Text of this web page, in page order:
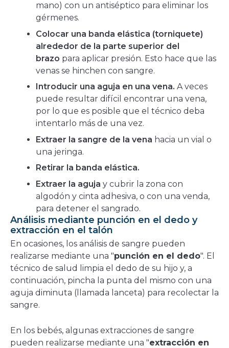
mano) con un antiséptico para eliminar los
gérmenes.
Colocar una banda elástica (torniquete)
alrededor de la parte superior del
brazo para aplicar presión. Esto hace que las
venas se hinchen con sangre.
Introducir una aguja en una vena. A veces
puede resultar difícil encontrar una vena,
por lo que es posible que el técnico deba
intentarlo más de una vez.
Extraer la sangre de la vena hacia un vial o
una jeringa.
Retirar la banda elástica.
Extraer la aguja y cubrir la zona con
algodón y cinta adhesiva, o con una venda,
para detener el sangrado.
Análisis mediante punción en el dedo y
extracción en el talón
En ocasiones, los análisis de sangre pueden
realizarse mediante una "punción en el dedo". El
técnico de salud limpia el dedo de su hijo y, a
continuación, pincha la punta del mismo con una
aguja diminuta (llamada lanceta) para recolectar la
sangre.
En los bebés, algunas extracciones de sangre
pueden realizarse mediante una "extracción en